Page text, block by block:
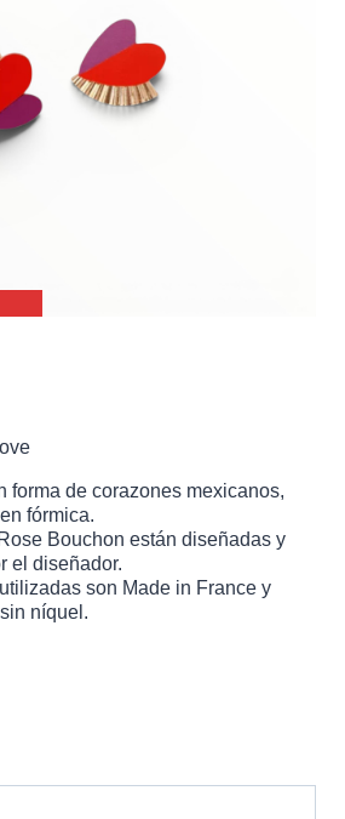
forma de corazones mexicanos,
fórmica.
Bouchon están diseñadas y
el diseñador.
son Made in France y
níquel.